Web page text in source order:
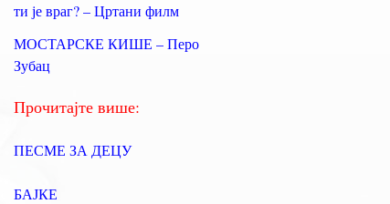
:
ти је враг? – Цртани филм
МОСТАРСКЕ КИШЕ – Перо
Зубац
Прочитајте више:
ПЕСМЕ ЗА ДЕЦУ
БАЈКЕ